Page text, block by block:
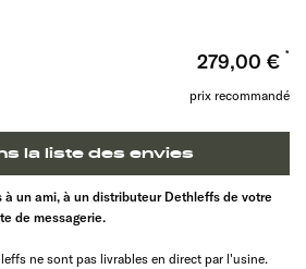
279,00 €
prix recommandé
la liste des envies
un ami, à un distributeur Dethleffs de votre
de messagerie.
ne sont pas livrables en direct par l'usine.